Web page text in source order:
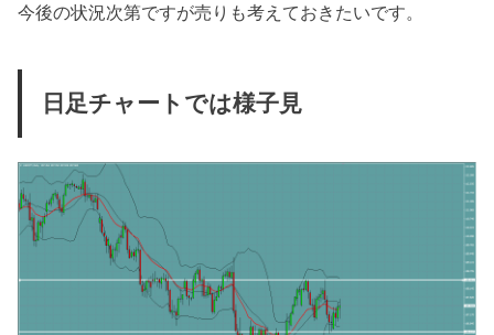
今後の状況次第ですが売りも考えておきたいです。
日足チャートでは様子見